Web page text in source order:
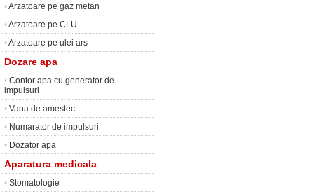
•Arzatoare pe gaz metan
•Arzatoare pe CLU
•Arzatoare pe ulei ars
Dozare apa
• Contor apa cu generator de
impulsuri
• Vana de amestec
• Numarator de impulsuri
• Dozator apa
Aparatura medicala
• Stomatologie